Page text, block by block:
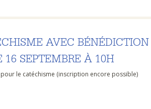
AVEC BÉNÉDICTION
SEPTEMBRE À 10H
le catéchisme (inscription encore possible)